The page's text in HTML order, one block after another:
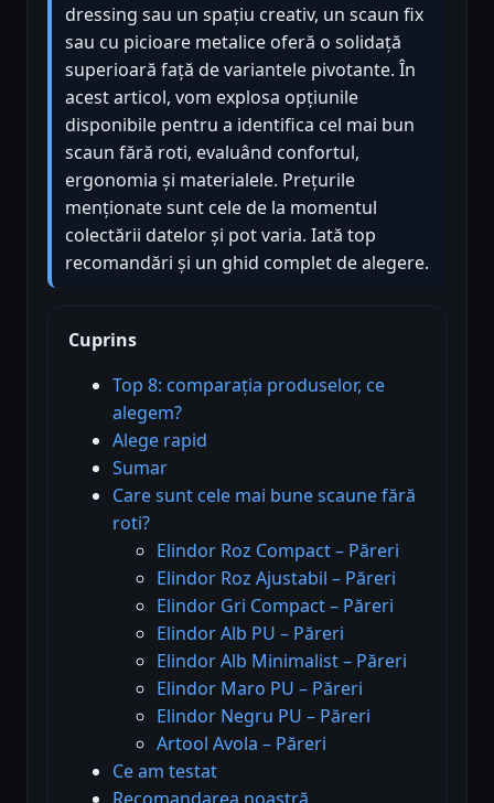
dressing sau un spațiu creativ, un scaun fix
sau cu picioare metalice oferă o solidață
superioară față de variantele pivotante. În
acest articol, vom explosa opțiunile
disponibile pentru a identifica cel mai bun
scaun fără roti, evaluând confortul,
ergonomia și materialele. Prețurile
menționate sunt cele de la momentul
colectării datelor și pot varia. Iată top
recomandări și un ghid complet de alegere.
Cuprins
Top 8: comparația produselor, ce
alegem?
Alege rapid
Sumar
Care sunt cele mai bune scaune fără
roti?
Elindor Roz Compact – Păreri
Elindor Roz Ajustabil – Păreri
Elindor Gri Compact – Păreri
Elindor Alb PU – Păreri
Elindor Alb Minimalist – Păreri
Elindor Maro PU – Păreri
Elindor Negru PU – Păreri
Artool Avola – Păreri
Ce am testat